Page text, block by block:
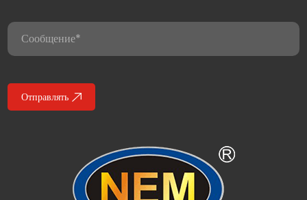
где
Отправлять